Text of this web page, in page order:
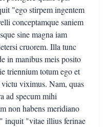
"ego stirpem ingentem
conceptamque saniem
sine magna iam
cruorem. Illa tunc
in manibus meis posito
triennium totum ego et
victu viximus. Nam, quas
ad specum mihi
non habens meridiano
inquit "vitae illius ferinae